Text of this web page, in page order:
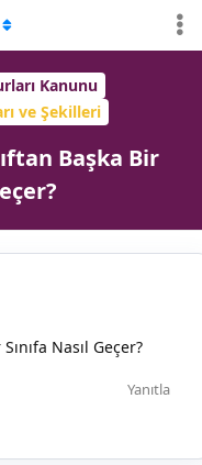
Kanunu
ve Şekilleri
Başka Bir
Nasıl Geçer?
Yanıtla